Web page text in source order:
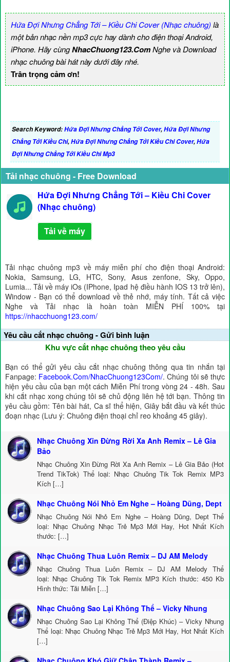
Hứa Đợi Nhưng Chẳng Tới – Kiều Chi Cover (Nhạc chuông) là
một bản nhạc nền mp3 cực hay dành cho điện thoại Android,
iPhone. Hãy cùngNhacChuong123.ComNghe và Download
nhạc chuông bài hát này dưới đây nhé.
Trân trọng cảm ơn!
Search Keyword:Hứa Đợi Nhưng Chẳng Tới Cover,Hứa Đợi Nhưng
Chẳng Tới Kiều Chi,Hứa Đợi Nhưng Chẳng Tới Kiều Chi Cover,Hứa
Đợi Nhưng Chẳng Tới Kiều Chi Mp3
Tải nhạc chuông - Free Download
Hứa Đợi Nhưng Chẳng Tới – Kiều Chi Cover
(Nhạc chuông)
Tải về máy
Tải nhạc chuông mp3 về máy miễn phí cho điện thoại Android:
Nokia, Samsung, LG, HTC, Sony, Asus zenfone, Sky, Oppo,
Lumia... Tải về máy iOs (IPhone, Ipad hệ điều hành IOS 13 trở lên),
Window - Bạn có thể download về thẻ nhớ, máy tính. Tất cả việc
Nghe và Tải nhạc là hoàn toàn MIỄN PHÍ 100% tại
https://nhacchuong123.com/
Yêu cầu cắt nhạc chuông - Gửi bình luận
Khu vực cắt nhạc chuông theo yêu cầu
Bạn có thể gửi yêu cầu cắt nhạc chuông thông qua tin nhắn tại
Fanpage: Facebook.Com/NhacChuong123Com/. Chúng tôi sẽ thực
hiện yêu cầu của bạn một cách Miễn Phí trong vòng 24 - 48h. Sau
khi cắt nhạc xong chúng tôi sẽ chủ động liên hệ tới bạn. Thông tin
yêu cầu gồm: Tên bài hát, Ca sĩ thể hiện, Giây bắt đầu và kết thúc
đoạn nhạc (Lưu ý: Chuông điện thoại chỉ reo khoảng 45 giây).
Nhạc Chuông Xin Đừng Rời Xa Anh Remix – Lê Gia
Bảo
Nhạc Chuông Xin Đừng Rời Xa Anh Remix – Lê Gia Bảo (Hot
Trend TikTok) Thể loại: Nhạc Chuông Tik Tok Remix MP3
Kích […]
Nhạc Chuông Nói Nhỏ Em Nghe – Hoàng Dũng, Dept
Nhạc Chuông Nói Nhỏ Em Nghe – Hoàng Dũng, Dept Thể
loại: Nhạc Chuông Nhạc Trẻ Mp3 Mới Hay, Hot Nhất Kích
thước: […]
Nhạc Chuông Thua Luôn Remix – DJ AM Melody
Nhạc Chuông Thua Luôn Remix – DJ AM Melody Thể
loại: Nhạc Chuông Tik Tok Remix MP3 Kích thước: 450 Kb
Hình thức: Tải Miễn […]
Nhạc Chuông Sao Lại Không Thể – Vicky Nhung
Nhạc Chuông Sao Lại Không Thể (Điệp Khúc) – Vicky Nhung
Thể loại: Nhạc Chuông Nhạc Trẻ Mp3 Mới Hay, Hot Nhất Kích
[…]